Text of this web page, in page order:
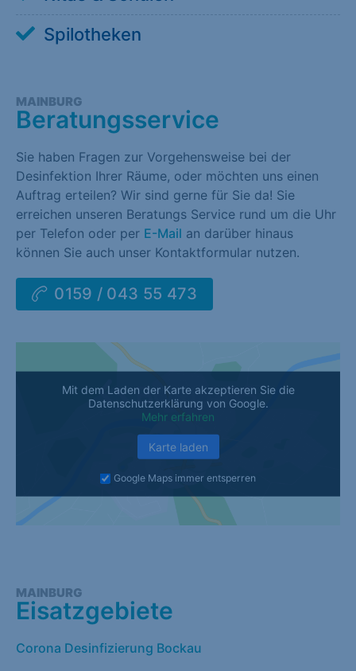
Spilotheken
MAINBURG
Beratungsservice
Sie haben Fragen zur Vorgehensweise bei der
Desinfektion Ihrer Räume, oder möchten uns einen
Auftrag erteilen? Wir sind gerne für Sie da! Sie
erreichen unseren Beratungs Service rund um die Uhr
per Telefon oder per E-Mail an darüber hinaus
können Sie auch unser Kontaktformular nutzen.
0159 / 043 55 473
Mit dem Laden der Karte akzeptieren Sie die
Datenschutzerklärung von Google.
Mehr erfahren
Karte laden
Google Maps immer entsperren
MAINBURG
Eisatzgebiete
Corona Desinfizierung Bockau